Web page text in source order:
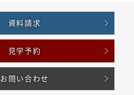
資料請求
見学予約
お問い合わせ